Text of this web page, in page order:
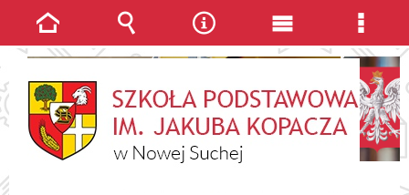
Strona
główna
Wyszukiwarka
NarzędziaMenu
Menu